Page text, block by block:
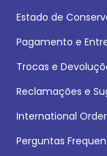
Estado de
Pagamento e
Trocas e
Reclamações e
International
Perguntas